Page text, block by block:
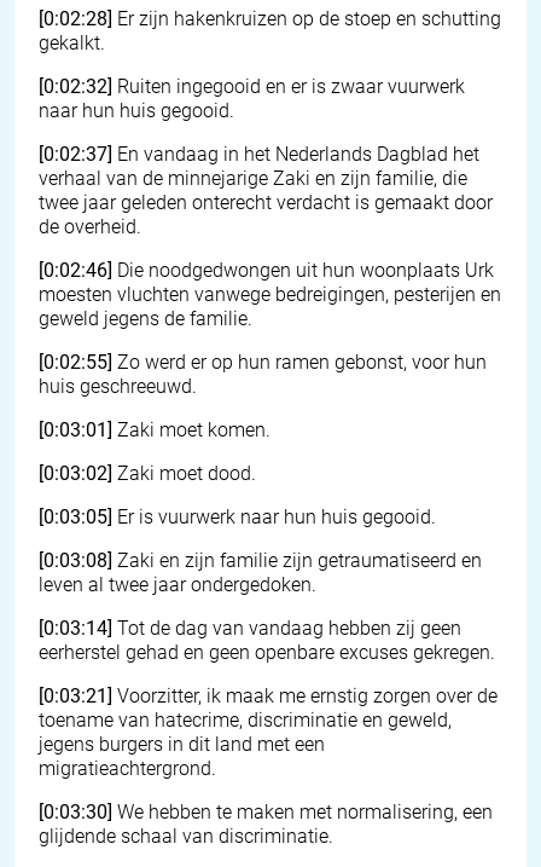
[0:02:28] Er zijn hakenkruizen op de stoep en schutting
gekalkt.
[0:02:32] Ruiten ingegooid en er is zwaar vuurwerk
naar hun huis gegooid.
[0:02:37] En vandaag in het Nederlands Dagblad het
verhaal van de minnejarige Zaki en zijn familie, die
twee jaar geleden onterecht verdacht is gemaakt door
de overheid.
[0:02:46] Die noodgedwongen uit hun woonplaats Urk
moesten vluchten vanwege bedreigingen, pesterijen en
geweld jegens de familie.
[0:02:55] Zo werd er op hun ramen gebonst, voor hun
huis geschreeuwd.
[0:03:01] Zaki moet komen.
[0:03:02] Zaki moet dood.
[0:03:05] Er is vuurwerk naar hun huis gegooid.
[0:03:08] Zaki en zijn familie zijn getraumatiseerd en
leven al twee jaar ondergedoken.
[0:03:14] Tot de dag van vandaag hebben zij geen
eerherstel gehad en geen openbare excuses gekregen.
[0:03:21] Voorzitter, ik maak me ernstig zorgen over de
toename van hatecrime, discriminatie en geweld,
jegens burgers in dit land met een
migratieachtergrond.
[0:03:30] We hebben te maken met normalisering, een
glijdende schaal van discriminatie.